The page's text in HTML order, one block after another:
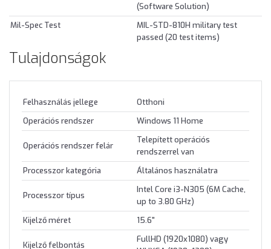
(Software Solution)
Mil-Spec Test
MIL-STD-810H military test
passed (20 test items)
Tulajdonságok
Felhasználás jellege
Otthoni
Operációs rendszer
Windows 11 Home
Operációs rendszer felár
Telepített operációs
rendszerrel van
Processzor kategória
Általános használatra
Processzor típus
Intel Core i3-N305 (6M Cache,
up to 3.80 GHz)
Kijelző méret
15.6"
Kijelző felbontás
FullHD (1920x1080) vagy